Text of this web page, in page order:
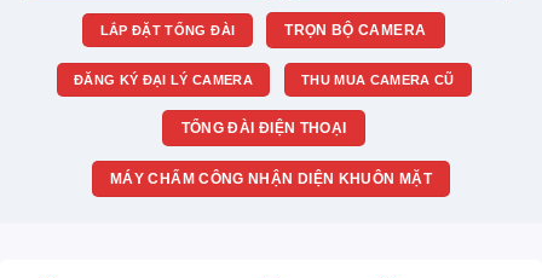
LẮP ĐẶT TỔNG ĐÀI TRỌN BỘ CAMERA
ĐĂNG KÝ ĐẠI LÝ CAMERA THU MUA CAMERA CŨ
TỔNG ĐÀI ĐIỆN THOẠI
MÁY CHẤM CÔNG NHẬN DIỆN KHUÔN MẶT